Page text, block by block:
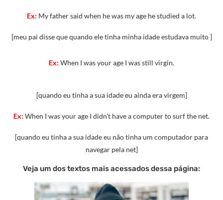
Ex: My father said when he was my age he studied a lot.
[meu pai disse que quando ele tinha minha idade estudava muito ]
Ex: When I was your age I was still virgin.
[quando eu tinha a sua idade eu ainda era virgem]
Ex: When I was your age I didn’t have a computer to surf the net.
[quando eu tinha a sua idade eu não tinha um computador para
navegar pela net]
Veja um dos textos mais acessados dessa página: